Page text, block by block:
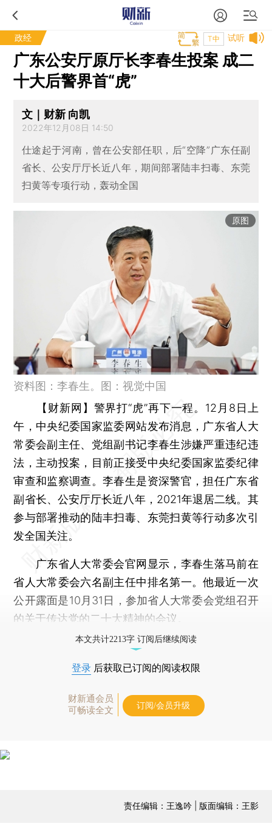
政经 试听
T中
广东公安厅原厅长李春生投案 成二
十大后警界首“虎”
文｜财新 向凯
2022年12月08日 14:50
仕途起于河南，曾在公安部任职，后“空降”广东任副
省长、公安厅厅长近八年，期间部署陆丰扫毒、东莞
扫黄等专项行动，轰动全国
原图
资料图：李春生。图：视觉中国
【财新网】 警界打“虎”再下一程。12月8日上
午，中央纪委国家监委网站发布消息，广东省人大
常委会副主任、党组副书记李春生涉嫌严重违纪违
法，主动投案，目前正接受中央纪委国家监委纪律
审查和监察调查。李春生是资深警官，担任广东省
副省长、公安厅厅长近八年，2021年退居二线。其
参与部署推动的陆丰扫毒、东莞扫黄等行动多次引
发全国关注。
广东省人大常委会官网显示，李春生落马前在
省人大常委会六名副主任中排名第一。他最近一次
公开露面是10月31日，参加省人大常委会党组召开
的关于传达党的二十大精神的会议。
本文共计2213字 订阅后继续阅读
登录 后获取已订阅的阅读权限
财新通会员
可畅读全文
订阅/会员升级
责任编辑：王逸吟 | 版面编辑：王影